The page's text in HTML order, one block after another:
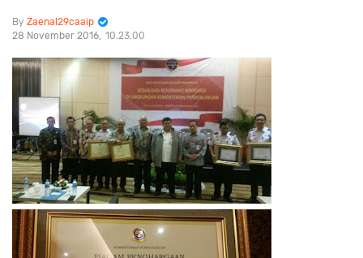
Zaenal29caaip
28 November 2016 10.23.00